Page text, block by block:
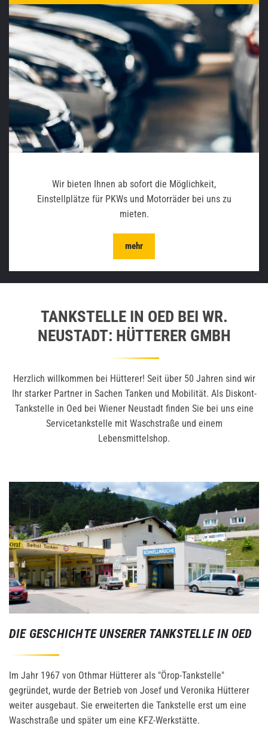
Wir bieten Ihnen ab sofort die Möglichkeit,
Einstellplätze für PKWs und Motorräder bei uns zu
mieten.
mehr
TANKSTELLE IN OED BEI WR.
NEUSTADT: HÜTTERER GMBH
Herzlich willkommen bei Hütterer! Seit über 50 Jahren sind wir
Ihr starker Partner in Sachen Tanken und Mobilität. Als Diskont-
Tankstelle in Oed bei Wiener Neustadt finden Sie bei uns eine
Servicetankstelle mit Waschstraße und einem
Lebensmittelshop.
DIE GESCHICHTE UNSERER TANKSTELLE IN OED
Im Jahr 1967 von Othmar Hütterer als "Örop-Tankstelle"
gegründet, wurde der Betrieb von Josef und Veronika Hütterer
weiter ausgebaut. Sie erweiterten die Tankstelle erst um eine
Waschstraße und später um eine KFZ-Werkstätte.